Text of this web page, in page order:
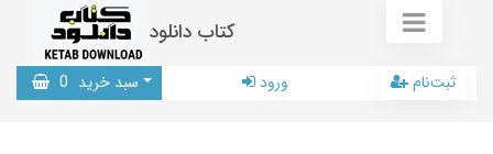
کتاب دانلود
سبد خرید 0 ورود ثبت‌نام